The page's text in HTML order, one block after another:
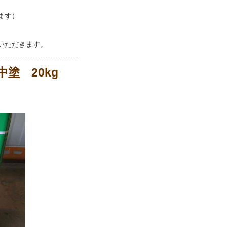
）
だきます。
塗 20kg